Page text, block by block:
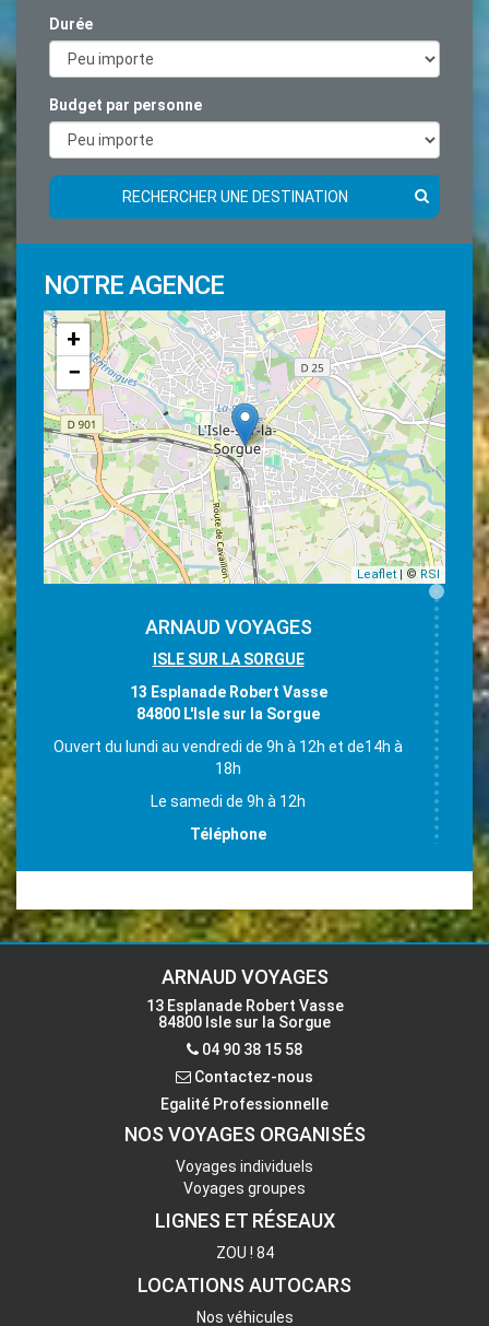
Durée
Budget par personne
RECHERCHER UNE DESTINATION
NOTRE AGENCE
+
−
Leaflet| ©RSI
ARNAUD VOYAGES
ISLE SUR LA SORGUE
13 Esplanade Robert Vasse
84800 L'Isle sur la Sorgue
Ouvert du lundi au vendredi de 9h à 12h et de14h à
18h
Le samedi de 9h à 12h
Téléphone
accueil-isle@voyages-arnaud.fr
Contactez-nous
ARNAUD VOYAGES
13 Esplanade Robert Vasse
84800 Isle sur la Sorgue
04 90 38 15 58
Contactez-nous
Egalité Professionnelle
NOS VOYAGES ORGANISÉS
Voyages individuels
Voyages groupes
LIGNES ET RÉSEAUX
ZOU ! 84
LOCATIONS AUTOCARS
Nos véhicules